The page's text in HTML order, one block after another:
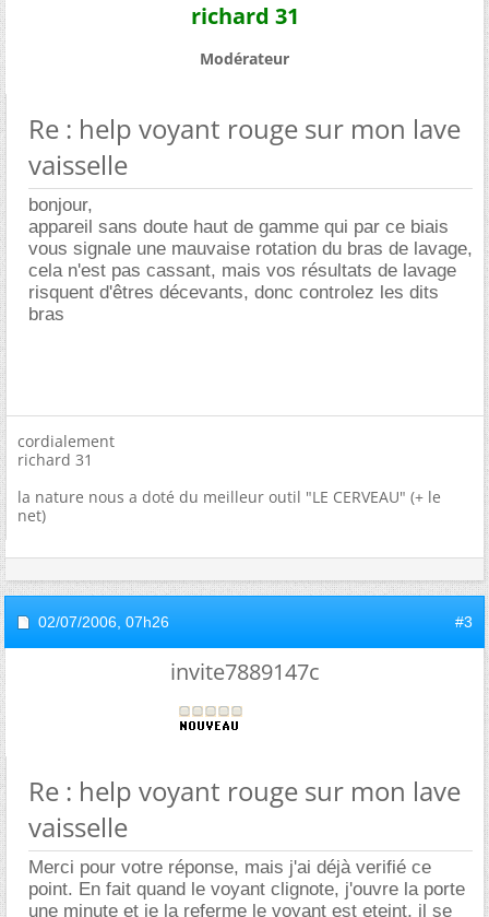
richard 31
Modérateur
Re : help voyant rouge sur mon lave
vaisselle
bonjour,
appareil sans doute haut de gamme qui par ce biais
vous signale une mauvaise rotation du bras de lavage,
cela n'est pas cassant, mais vos résultats de lavage
risquent d'êtres décevants, donc controlez les dits
bras
cordialement
richard 31
la nature nous a doté du meilleur outil "LE CERVEAU" (+ le
net)
02/07/2006, 07h26 #3
invite7889147c
Re : help voyant rouge sur mon lave
vaisselle
Merci pour votre réponse, mais j'ai déjà verifié ce
point. En fait quand le voyant clignote, j'ouvre la porte
une minute et je la referme le voyant est eteint, il se